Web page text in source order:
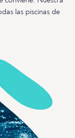
las piscinas de